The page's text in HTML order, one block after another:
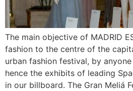
The main objective of MADRID
fashion to the centre of the
urban fashion festival, by
hence the exhibits of leading
in our billboard. The Gran Meliá